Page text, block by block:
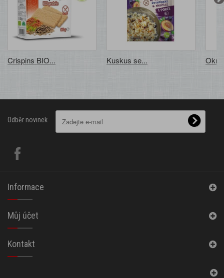
Crispins BIO... Kuskus se... Okra
Odběr novinek
Informace
Můj účet
Kontakt